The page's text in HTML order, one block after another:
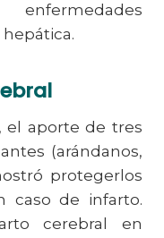
el aporte de tres
(arándanos,
protegerlos
caso de infarto.
cerebral en